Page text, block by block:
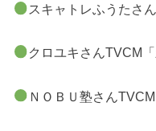
スキャトレふうたさ
クロユキさんTVCM
ＮＯＢＵ塾さん